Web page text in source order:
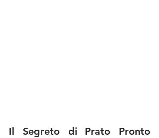
Il Segreto di Prato Pronto